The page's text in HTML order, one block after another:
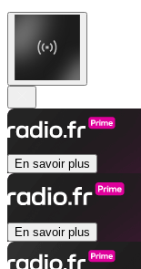
En savoir plus
En savoir plus